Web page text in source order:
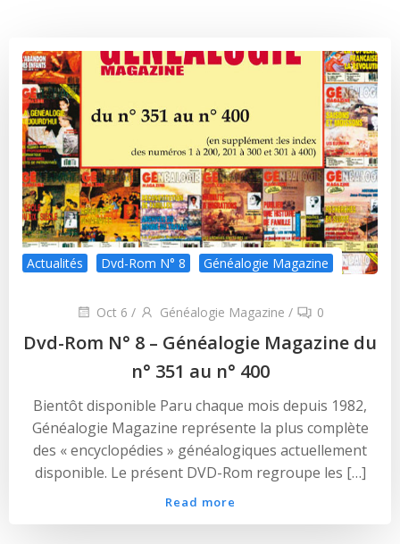
Actualités Dvd-Rom N° 8 Généalogie Magazine
Oct 6 / Généalogie Magazine / 0
Dvd-Rom N° 8 – Généalogie Magazine du
n° 351 au n° 400
Bientôt disponible Paru chaque mois depuis 1982,
Généalogie Magazine représente la plus complète
des « encyclopédies » généalogiques actuellement
disponible. Le présent DVD-Rom regroupe les […]
Read more